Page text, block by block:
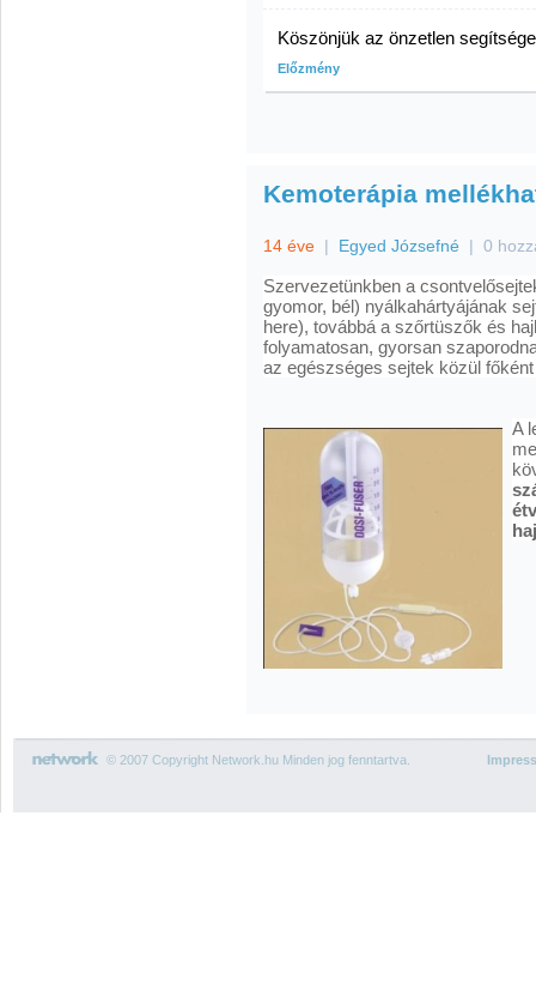
Köszönjük az önzetlen
Előzmény
Kemoterápia
14 éve | Egyed Józsefné | 0
Szervezetünkben a
gyomor, bél) nyálkahártyájának
here), továbbá a szőrtüszők és
folyamatosan, gyorsan
az egészséges sejtek közül
A
© 2007 Copyright Network.hu Minden jog fenntartva.